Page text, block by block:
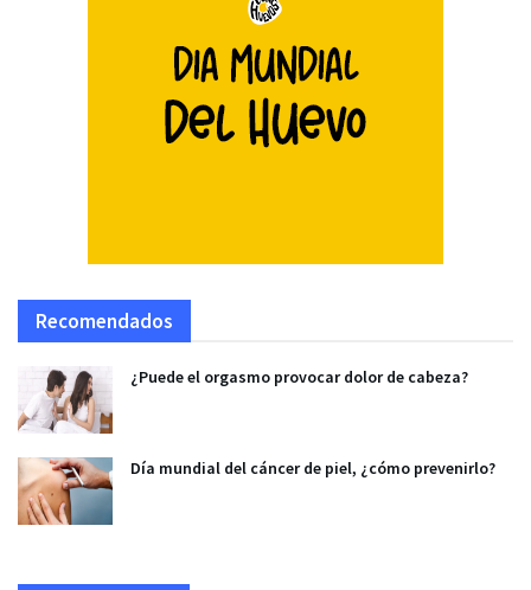
Recomendados
¿Puede el orgasmo provocar dolor de cabeza?
Día mundial del cáncer de piel, ¿cómo prevenirlo?